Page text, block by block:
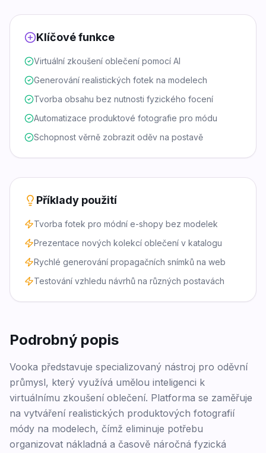
Klíčové funkce
Virtuální zkoušení oblečení pomocí AI
Generování realistických fotek na modelech
Tvorba obsahu bez nutnosti fyzického focení
Automatizace produktové fotografie pro módu
Schopnost věrně zobrazit oděv na postavě
Příklady použití
Tvorba fotek pro módní e-shopy bez modelek
Prezentace nových kolekcí oblečení v katalogu
Rychlé generování propagačních snímků na web
Testování vzhledu návrhů na různých postavách
Podrobný popis
Vooka představuje specializovaný nástroj pro oděvní
průmysl, který využívá umělou inteligenci k
virtuálnímu zkoušení oblečení. Platforma se zaměřuje
na vytváření realistických produktových fotografií
módy na modelech, čímž eliminuje potřebu
organizovat nákladná a časově náročná fyzická